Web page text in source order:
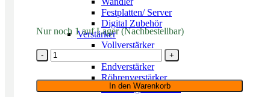
Festplatten/ Server
Digital Zubehör
Verstärker
Vollverstärker
Endverstärker
Röhrenverstärker
Streaming Verstärker
Nur noch 1 auf Lager (Nachbestellbar)
STAX
SRS-
In den Warenkorb